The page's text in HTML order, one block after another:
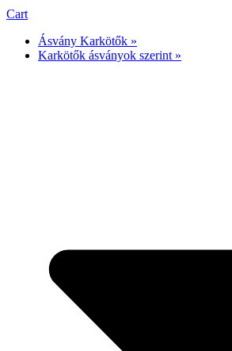
Cart
Ásvány Karkötők »
Karkötők ásványok szerint »